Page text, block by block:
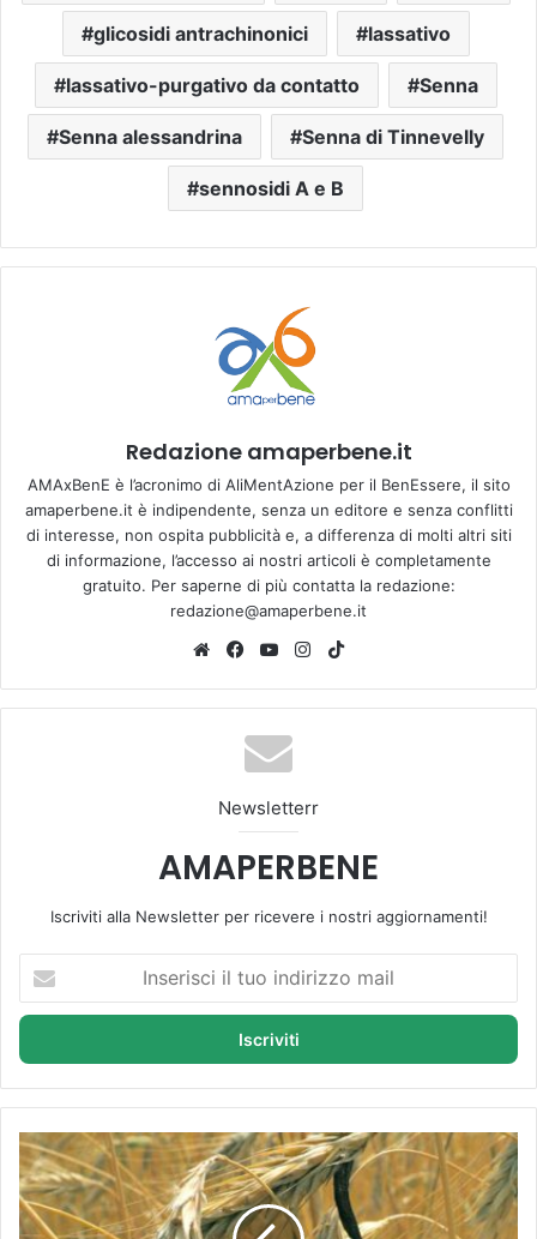
glicosidi antrachinonici lassativo
lassativo-purgativo da contatto Senna
Senna alessandrina Senna di Tinnevelly
sennosidi A e B
Redazione amaperbene.it
AMAxBenE è l’acronimo di AliMentAzione per il BenEssere, il sito
amaperbene.it è indipendente, senza un editore e senza conflitti
di interesse, non ospita pubblicità e, a differenza di molti altri siti
di informazione, l’accesso ai nostri articoli è completamente
gratuito. Per saperne di più contatta la redazione:
redazione@amaperbene.it
We
te
Fa
bo
ok
Yo
Tu
be
Ins
ra
k
Newsletterr
AMAPERBENE
Iscriviti alla Newsletter per ricevere i nostri aggiornamenti!
s
r
i
c
i
i
l
S
e
g
a